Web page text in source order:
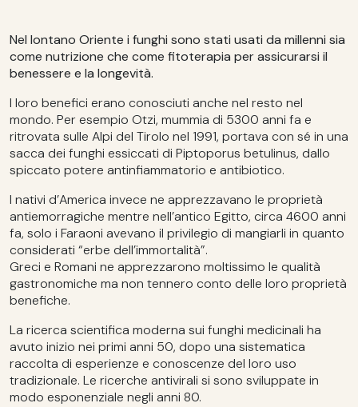
Nel lontano Oriente i funghi sono stati usati da millenni sia
come nutrizione che come fitoterapia per assicurarsi il
benessere e la longevità.
I loro benefici erano conosciuti anche nel resto nel
mondo. Per esempio Otzi, mummia di 5300 anni fa e
ritrovata sulle Alpi del Tirolo nel 1991, portava con sé in una
sacca dei funghi essiccati di Piptoporus betulinus, dallo
spiccato potere antinfiammatorio e antibiotico.
I nativi d’America invece ne apprezzavano le proprietà
antiemorragiche mentre nell’antico Egitto, circa 4600 anni
fa, solo i Faraoni avevano il privilegio di mangiarli in quanto
considerati “erbe dell’immortalità”.
Greci e Romani ne apprezzarono moltissimo le qualità
gastronomiche ma non tennero conto delle loro proprietà
benefiche.
La ricerca scientifica moderna sui funghi medicinali ha
avuto inizio nei primi anni 50, dopo una sistematica
raccolta di esperienze e conoscenze del loro uso
tradizionale. Le ricerche antivirali si sono sviluppate in
modo esponenziale negli anni 80.